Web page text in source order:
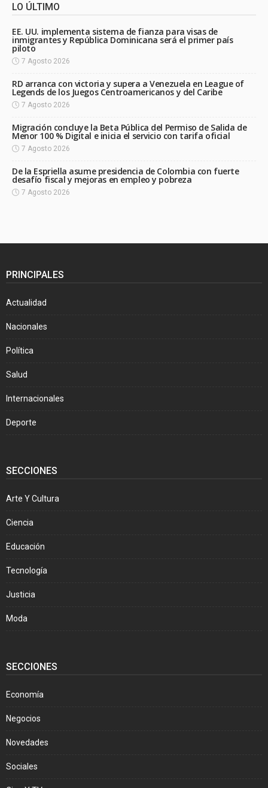
LO ÚLTIMO
EE. UU. implementa sistema de fianza para visas de
inmigrantes y República Dominicana será el primer país
piloto
7 Agosto 2026
RD arranca con victoria y supera a Venezuela en League of
Legends de los Juegos Centroamericanos y del Caribe
7 Agosto 2026
Migración concluye la Beta Pública del Permiso de Salida de
Menor 100 % Digital e inicia el servicio con tarifa oficial
7 Agosto 2026
De la Espriella asume presidencia de Colombia con fuerte
desafío fiscal y mejoras en empleo y pobreza
7 Agosto 2026
PRINCIPALES
Actualidad
Nacionales
Política
Salud
Internacionales
Deporte
SECCIONES
Arte Y Cultura
Ciencia
Educación
Tecnología
Justicia
Moda
SECCIONES
Economía
Negocios
Novedades
Sociales